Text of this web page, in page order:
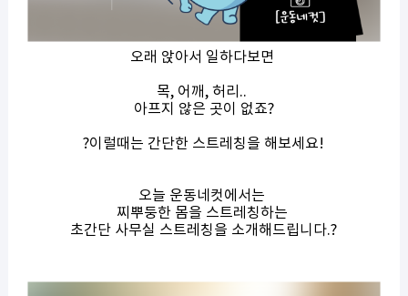
오래 앉아서 일하다보면
목, 어깨, 허리..
아프지 않은 곳이 없죠?
?이럴때는 간단한 스트레칭을 해보세요!
오늘 운동네컷에서는
찌뿌둥한 몸을 스트레칭하는
초간단 사무실 스트레칭을 소개해드립니다.?